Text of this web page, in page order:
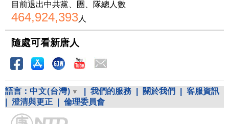
目前退出中共黨、團、隊總人數
464,924,393人
隨處可看新唐人
語言： 中文(台灣) 我們的服務 關於我們
客服資訊
澄清與更正 倫理委員會